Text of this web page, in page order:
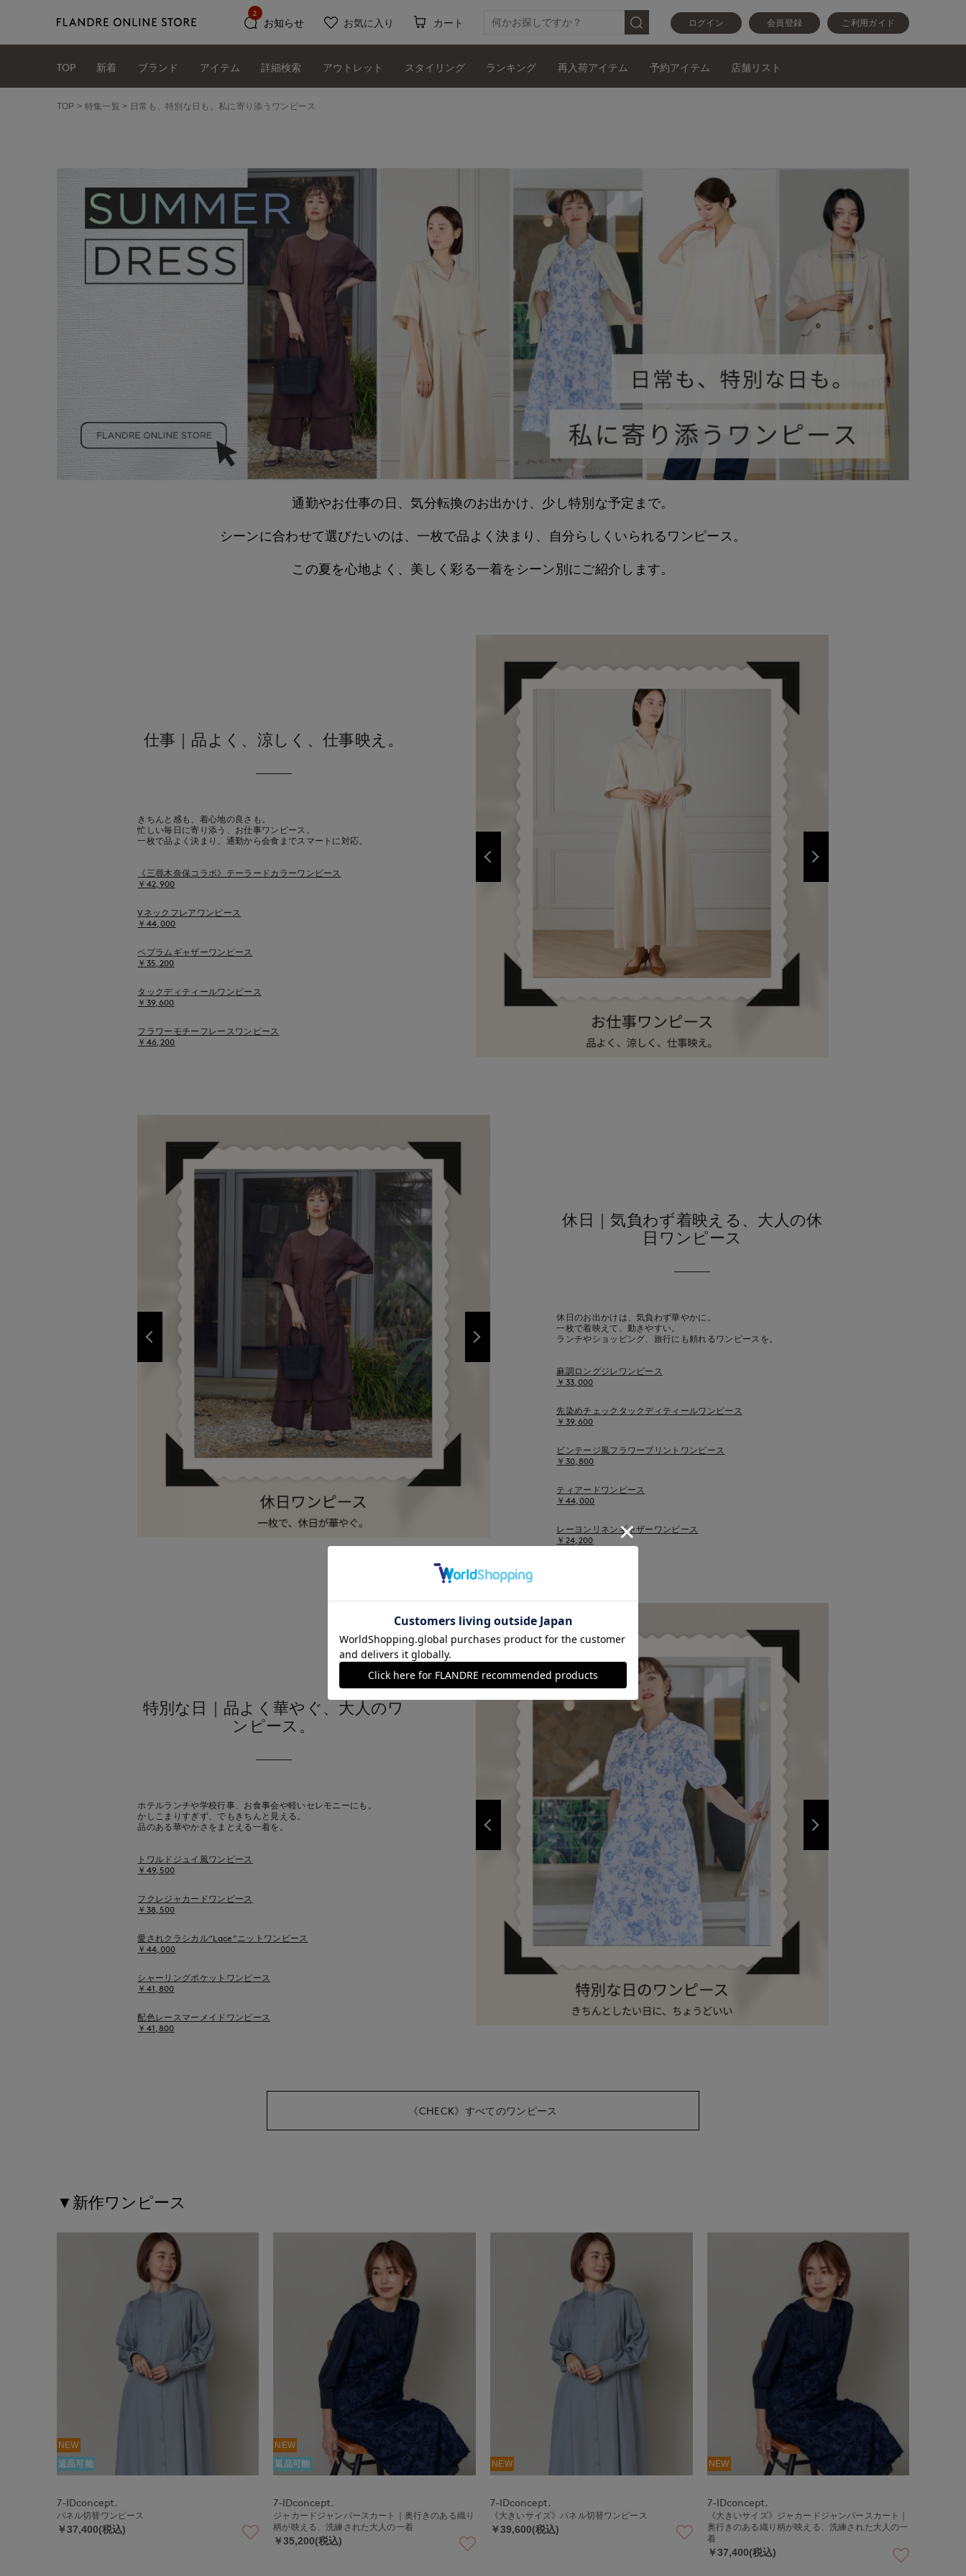
ログイン 会員登録 ご利用ガイド
お知らせ
2
お気に入り カート
TOP 新着 ブランド アイテム 詳細検索 アウトレット スタイリング ランキング 再入荷アイテム 予約アイテム 店舗リスト
TOP 特集一覧 日常も、特別な日も。私に寄り添うワンピース
通勤やお仕事の日、気分転換のお出かけ、少し特別な予定まで。
シーンに合わせて選びたいのは、一枚で品よく決まり、自分らしくいられるワンピース。
この夏を心地よく、美しく彩る一着をシーン別にご紹介します。
仕事｜品よく、涼しく、仕事映え。
きちんと感も、着心地の良さも。
忙しい毎日に寄り添う、お仕事ワンピース。
一枚で品よく決まり、通勤から会食までスマートに対応。
《三尋木奈保コラボ》テーラードカラーワンピース
￥42,900
Vネックフレアワンピース
￥44,000
ペプラムギャザーワンピース
￥35,200
タックディティールワンピース
￥39,600
フラワーモチーフレースワンピース
￥46,200
休日｜気負わず着映える、大人の休
日ワンピース
休日のお出かけは、気負わず華やかに。
一枚で着映えて、動きやすい。
ランチやショッピング、旅行にも頼れるワンピースを。
麻調ロングジレワンピース
￥33,000
先染めチェックタックディティールワンピース
￥39,600
ビンテージ風フラワープリントワンピース
￥30,800
ティアードワンピース
￥44,000
レーヨンリネンギャザーワンピース
￥24,200
特別な日｜品よく華やぐ、大人のワ
ンピース。
ホテルランチや学校行事、お食事会や軽いセレモニーにも。
かしこまりすぎず、でもきちんと見える。
品のある華やかさをまとえる一着を。
トワルドジュイ風ワンピース
￥49,500
フクレジャカードワンピース
￥38,500
愛されクラシカル“Lace”ニットワンピース
￥44,000
シャーリングポケットワンピース
￥41,800
配色レースマーメイドワンピース
￥41,800
《CHECK》すべてのワンピース
▼新作ワンピース
NEW
返品可能
7-IDconcept.
パネル切替ワンピース
￥37,400(税込)
NEW
返品可能
7-IDconcept.
ジャカードジャンパースカート｜奥行きのある織り
柄が映える、洗練された大人の一着
￥35,200(税込)
NEW
7-IDconcept.
《大きいサイズ》パネル切替ワンピース
￥39,600(税込)
NEW
7-IDconcept.
《大きいサイズ》ジャカードジャンパースカート｜
奥行きのある織り柄が映える、洗練された大人の一
着
￥37,400(税込)